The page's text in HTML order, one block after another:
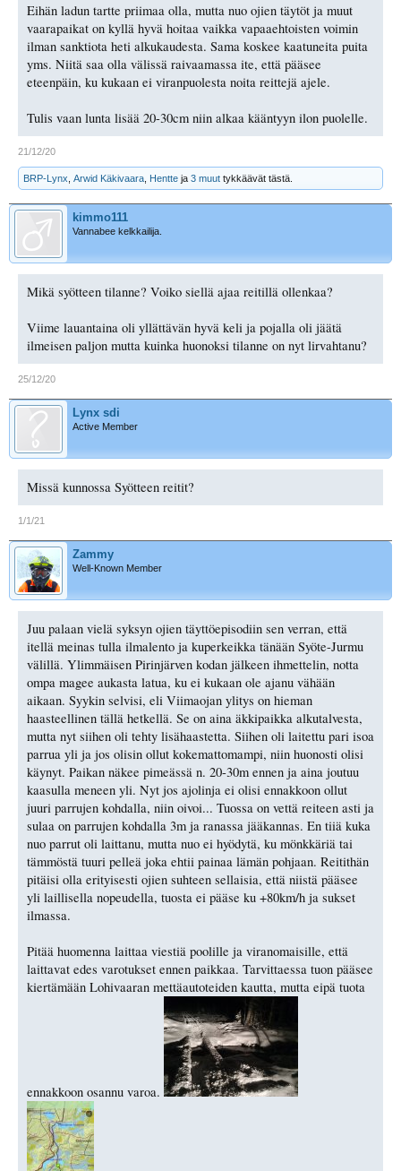
Eihän ladun tartte priimaa olla, mutta nuo ojien täytöt ja muut
vaarapaikat on kyllä hyvä hoitaa vaikka vapaaehtoisten voimin
ilman sanktiota heti alkukaudesta. Sama koskee kaatuneita puita
yms. Niitä saa olla välissä raivaamassa ite, että pääsee
eteenpäin, ku kukaan ei viranpuolesta noita reittejä ajele.
Tulis vaan lunta lisää 20-30cm niin alkaa kääntyyn ilon puolelle.
21/12/20
BRP-Lynx, Arwid Käkivaara, Hentte ja 3 muut tykkäävät tästä.
kimmo111
Vannabee kelkkailija.
Mikä syötteen tilanne? Voiko siellä ajaa reitillä ollenkaa?
Viime lauantaina oli yllättävän hyvä keli ja pojalla oli jäätä
ilmeisen paljon mutta kuinka huonoksi tilanne on nyt lirvahtanu?
25/12/20
Lynx sdi
Active Member
Missä kunnossa Syötteen reitit?
1/1/21
Zammy
Well-Known Member
Juu palaan vielä syksyn ojien täyttöepisodiin sen verran, että
itellä meinas tulla ilmalento ja kuperkeikka tänään Syöte-Jurmu
välillä. Ylimmäisen Pirinjärven kodan jälkeen ihmettelin, notta
ompa magee aukasta latua, ku ei kukaan ole ajanu vähään
aikaan. Syykin selvisi, eli Viimaojan ylitys on hieman
haasteellinen tällä hetkellä. Se on aina äkkipaikka alkutalvesta,
mutta nyt siihen oli tehty lisähaastetta. Siihen oli laitettu pari isoa
parrua yli ja jos olisin ollut kokemattomampi, niin huonosti olisi
käynyt. Paikan näkee pimeässä n. 20-30m ennen ja aina joutuu
kaasulla meneen yli. Nyt jos ajolinja ei olisi ennakkoon ollut
juuri parrujen kohdalla, niin oivoi... Tuossa on vettä reiteen asti ja
sulaa on parrujen kohdalla 3m ja ranassa jääkannas. En tiiä kuka
nuo parrut oli laittanu, mutta nuo ei hyödytä, ku mönkkäriä tai
tämmöstä tuuri pelleä joka ehtii painaa lämän pohjaan. Reitithän
pitäisi olla erityisesti ojien suhteen sellaisia, että niistä pääsee
yli laillisella nopeudella, tuosta ei pääse ku +80km/h ja sukset
ilmassa.
Pitää huomenna laittaa viestiä poolille ja viranomaisille, että
laittavat edes varotukset ennen paikkaa. Tarvittaessa tuon pääsee
kiertämään Lohivaaran mettäautoteiden kautta, mutta eipä tuota
ennakkoon osannu varoa.